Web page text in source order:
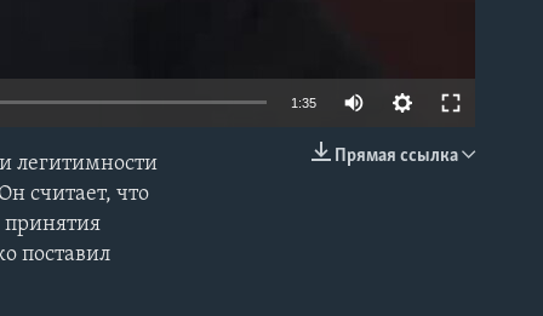
1:35
Прямая ссылка
легитимности
считает, что
принятия
поставил